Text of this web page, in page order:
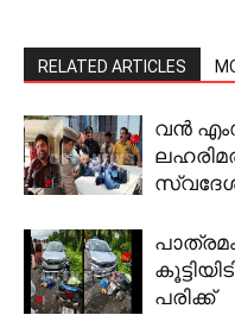
RELATED ARTICLES
വന്‍
പരിക്ക്